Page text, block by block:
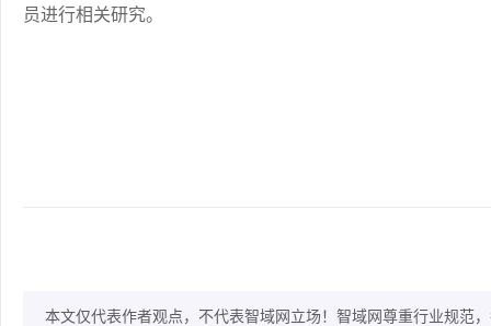
员进行相关研究。
本文仅代表作者观点，不代表智域网立场！智域网尊重行业规范